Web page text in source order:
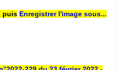
puis Enregistrer l'image sous...